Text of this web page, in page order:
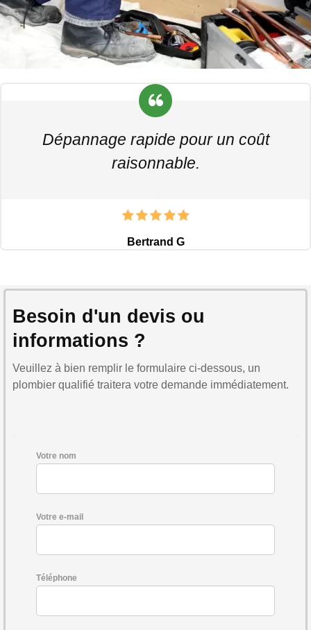
Dépannage rapide pour un coût
raisonnable.
Bertrand G
Besoin d'un devis ou
informations ?
Veuillez à bien remplir le formulaire ci-dessous, un
plombier qualifié traitera votre demande immédiatement.
Votre nom
Votre e-mail
Téléphone